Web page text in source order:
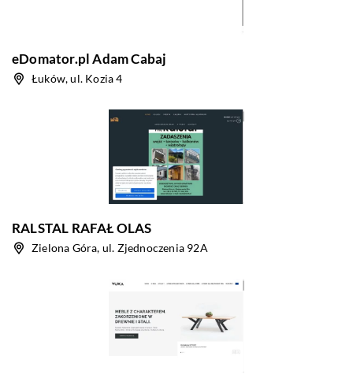
eDomator.pl Adam Cabaj
Łuków, ul. Kozia 4
RALSTAL RAFAŁ OLAS
Zielona Góra, ul. Zjednoczenia 92A